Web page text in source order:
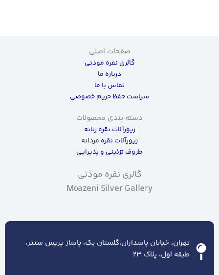
صفحات اصلی
گالری نقره موذنی
درباره ما
تماس با ما
سیاست حفظ حریم خصوصی
دسته بندی محصولات
زیورآلات نقره زنانه
زیورآلات نقره مردانه
ظروف تزئینی و پذیرایی
گالری نقره موذنی
Moazeni Silver Gallery
تهران، خیابان پاسداران،گلستان یک، پاساژ پریس سنتر،
طبقه اول، پلاک ۲۳